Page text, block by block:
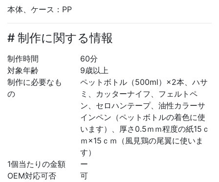
本体、ケース：PP
# 制作に関する情報
制作時間
60分
対象年齢
9歳以上
制作に必要なも
の
ペットボトル（500ml）×2本、ハサ
ミ、カッターナイフ、フェルトペ
ン、セロハンテープ、油性カラーサ
インペン（ペットボトルの着色に使
います）、厚さ0.5ｍｍ程度の紙15ｃ
ｍ×15ｃｍ（風見鶏の尾翼に使いま
す）
1個当たりの金額
ー
OEM対応可否
可